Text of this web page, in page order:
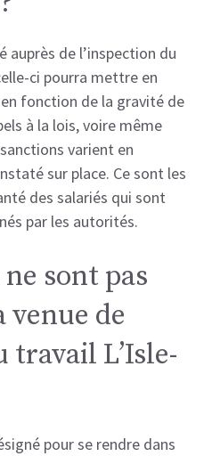
auprès de l’inspection du
ci pourra mettre en
fonction de la gravité de
à la lois, voire même
varient en
sur place. Ce sont les
des salariés qui sont
par les autorités.
sont pas
venue de
travail L’Isle-
pour se rendre dans